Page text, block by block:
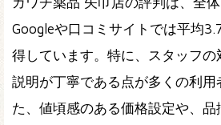
Googleや口コミサイトでは平均
得しています。特に、スタッフ
説明が丁寧である点が多くの利用
た、値頃感のある価格設定や、